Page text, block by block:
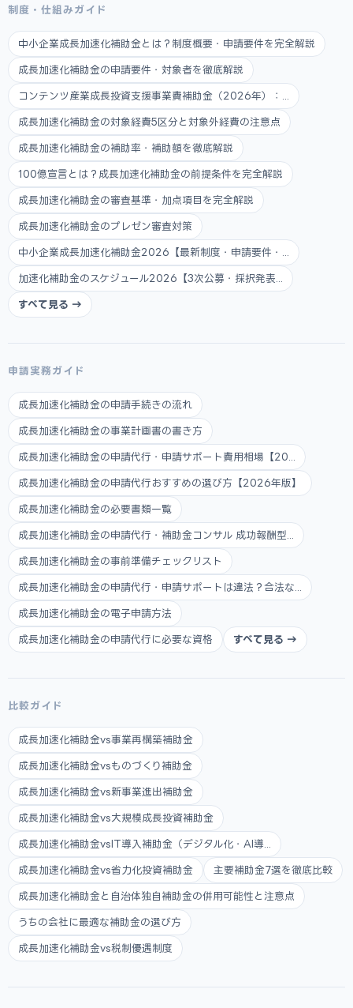
制度・仕組みガイド
中小企業成長加速化補助金とは？制度概要・申請要件を完全解説
成長加速化補助金の申請要件・対象者を徹底解説
コンテンツ産業成長投資支援事業費補助金（2026年）：...
成長加速化補助金の対象経費5区分と対象外経費の注意点
成長加速化補助金の補助率・補助額を徹底解説
100億宣言とは？成長加速化補助金の前提条件を完全解説
成長加速化補助金の審査基準・加点項目を完全解説
成長加速化補助金のプレゼン審査対策
中小企業成長加速化補助金2026【最新制度・申請要件・...
加速化補助金のスケジュール2026【3次公募・採択発表...
すべて見る →
申請実務ガイド
成長加速化補助金の申請手続きの流れ
成長加速化補助金の事業計画書の書き方
成長加速化補助金の申請代行・申請サポート費用相場【20...
成長加速化補助金の申請代行おすすめの選び方【2026年版】
成長加速化補助金の必要書類一覧
成長加速化補助金の申請代行・補助金コンサル 成功報酬型...
成長加速化補助金の事前準備チェックリスト
成長加速化補助金の申請代行・申請サポートは違法？合法な...
成長加速化補助金の電子申請方法
成長加速化補助金の申請代行に必要な資格 すべて見る →
比較ガイド
成長加速化補助金vs事業再構築補助金
成長加速化補助金vsものづくり補助金
成長加速化補助金vs新事業進出補助金
成長加速化補助金vs大規模成長投資補助金
成長加速化補助金vsIT導入補助金（デジタル化・AI導...
成長加速化補助金vs省力化投資補助金 主要補助金7選を徹底比較
成長加速化補助金と自治体独自補助金の併用可能性と注意点
うちの会社に最適な補助金の選び方
成長加速化補助金vs税制優遇制度